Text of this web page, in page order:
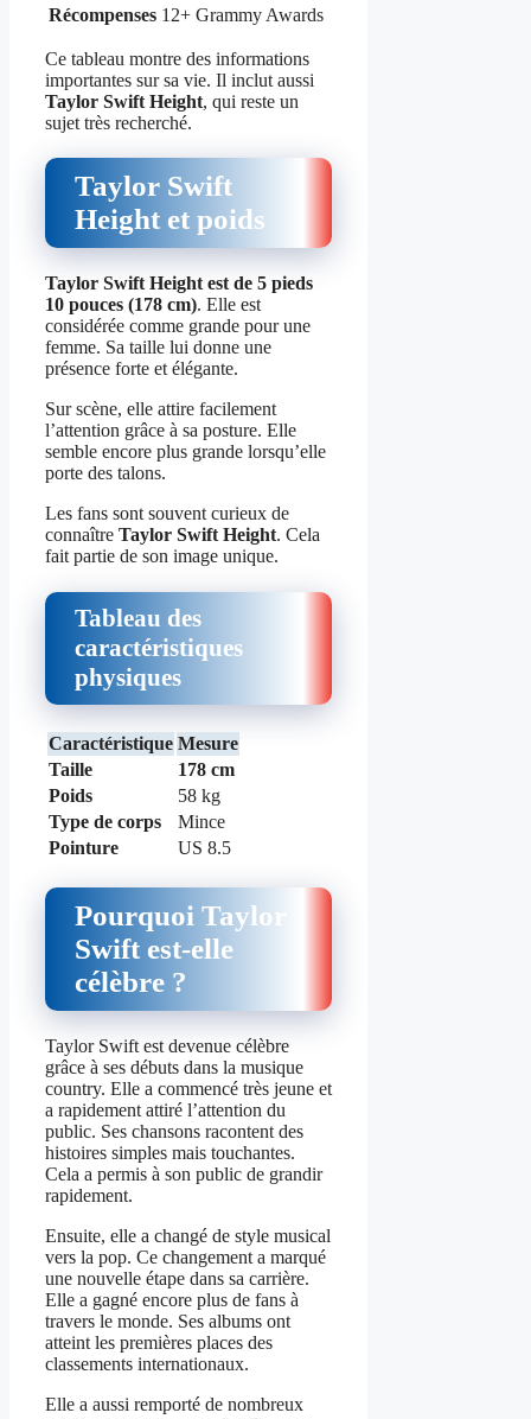
Récompenses 12+ Grammy Awards
Ce tableau montre des informations
importantes sur sa vie. Il inclut aussi
Taylor Swift Height, qui reste un
sujet très recherché.
Taylor Swift
Height et poids
Taylor Swift Height est de 5 pieds
10 pouces (178 cm). Elle est
considérée comme grande pour une
femme. Sa taille lui donne une
présence forte et élégante.
Sur scène, elle attire facilement
l’attention grâce à sa posture. Elle
semble encore plus grande lorsqu’elle
porte des talons.
Les fans sont souvent curieux de
connaître Taylor Swift Height. Cela
fait partie de son image unique.
Tableau des
caractéristiques
physiques
Caractéristique Mesure
Taille
178 cm
Poids
58 kg
Type de corps
Mince
Pointure
US 8.5
Pourquoi Taylor
Swift est-elle
célèbre ?
Taylor Swift est devenue célèbre
grâce à ses débuts dans la musique
country. Elle a commencé très jeune et
a rapidement attiré l’attention du
public. Ses chansons racontent des
histoires simples mais touchantes.
Cela a permis à son public de grandir
rapidement.
Ensuite, elle a changé de style musical
vers la pop. Ce changement a marqué
une nouvelle étape dans sa carrière.
Elle a gagné encore plus de fans à
travers le monde. Ses albums ont
atteint les premières places des
classements internationaux.
Elle a aussi remporté de nombreux